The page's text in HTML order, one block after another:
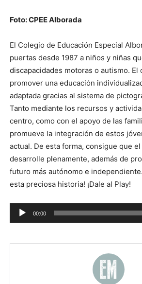
Foto: CPEE Alborada
El Colegio de Educación Especial
puertas desde 1987 a niños y niñas
discapacidades motoras o autismo. El
promover una educación
adaptada gracias al sistema de
Tanto mediante los recursos y
centro, como con el apoyo de las
promueve la integración de estos
actual. De esta forma, consigue que
desarrolle plenamente, además de
futuro más autónomo e
esta preciosa historia! ¡Dale al Play!
Reproductor
de
00:00